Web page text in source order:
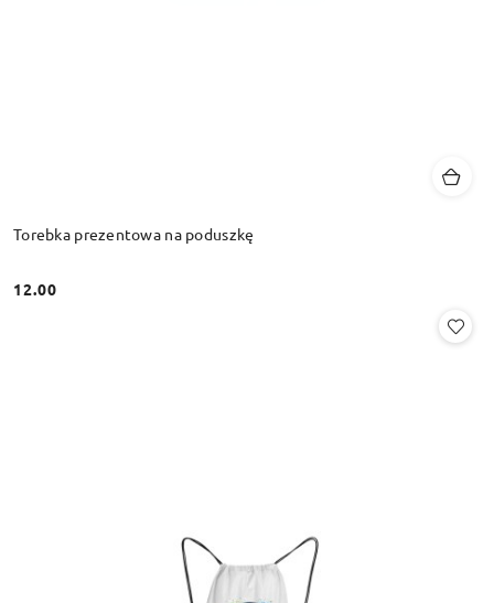
Torebka prezentowa na poduszkę
Cena:
12.00